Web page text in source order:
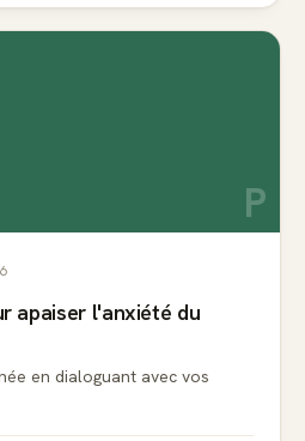
P
apaiser l'anxiété du
en dialoguant avec vos